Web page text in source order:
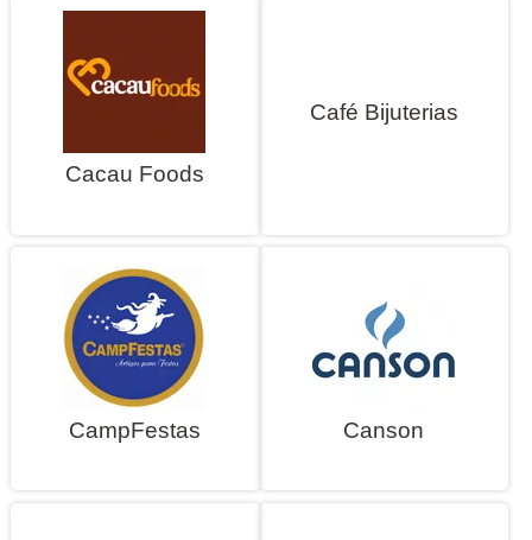
Cacau Foods
Café Bijuterias
CampFestas Canson